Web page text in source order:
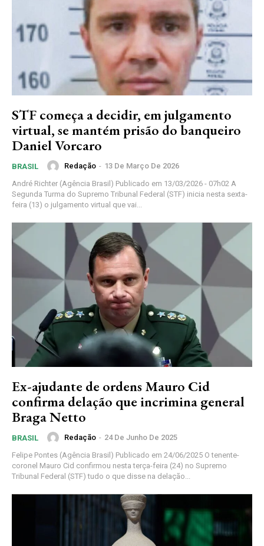
STF começa a decidir, em julgamento
virtual, se mantém prisão do banqueiro
Daniel Vorcaro
BRASIL Redação - 13 De Março De 2026
André Richter (Agência Brasil) Publicado em 13/03/2026 - 07h02 A
Segunda Turma do Supremo Tribunal Federal (STF) inicia nesta sexta-
feira (13) o julgamento virtual que vai...
Ex-ajudante de ordens Mauro Cid
confirma delação que incrimina general
Braga Netto
BRASIL Redação - 24 De Junho De 2025
Felipe Pontes (Agência Brasil) Publicado em 24/06/2025 O tenente-
coronel Mauro Cid confirmou nesta terça-feira (24) no Supremo
Tribunal Federal (STF) tudo o que disse na delação...